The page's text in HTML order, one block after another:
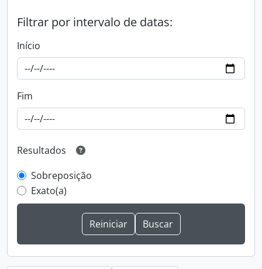
Filtrar por intervalo de datas:
Início
Fim
Resultados
Sobreposição
Exato(a)